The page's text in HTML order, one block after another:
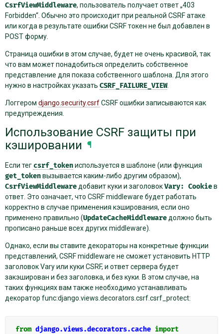
CsrfViewMiddleware, пользователь получает ответ „403
Forbidden“. Обычно это происходит при реальной CSRF атаке
или когда в результате ошибки CSRF токен не был добавлен в
POST форму.
Страница ошибки в этом случае, будет не очень красивой, так
что вам может понадобиться определить собственное
представление для показа собственного шаблона. Для этого
нужно в настройках указать CSRF_FAILURE_VIEW.
Логгером django.security.csrfCSRF ошибки записываются как
предупреждения.
Использование CSRF защиты при
кэшировании ¶
Если тег csrf_tokenиспользуется в шаблоне (или функция
get_tokenвызывается каким-либо другим образом),
CsrfViewMiddleware добавит куки и заголовокVary: Cookieв
ответ. Это означает, что CSRF middleware будет работать
корректно в случае применения кэширования, если оно
применено правильно (UpdateCacheMiddleware должно быть
прописано раньше всех других middleware).
Однако, если вы ставите декораторы на конкретные функции
представлений, CSRF middleware не сможет установить HTTP
заголовок Vary или куки CSRF, и ответ сервера будет
закэширован и без заголовка, и без куки. В этом случае, на
таких функциях вам также необходимо устанавливать
декоратор func:django.views.decorators.csrf.csrf_protect:
from django.views.decorators.cache import